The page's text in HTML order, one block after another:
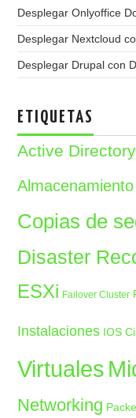
Desplegar Onlyoffice
Desplegar Nextcloud
Desplegar Drupal con
ETIQUETAS
Active Directory
Almacenamiento
Copias de
Disaster
ESXi Failover Cluster
Instalaciones IOS
Virtuales
Networking